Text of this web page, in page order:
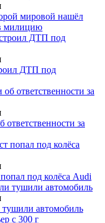
мировой нашёл
милицию
ДТП под
за
под колёса Audi
автомобиль